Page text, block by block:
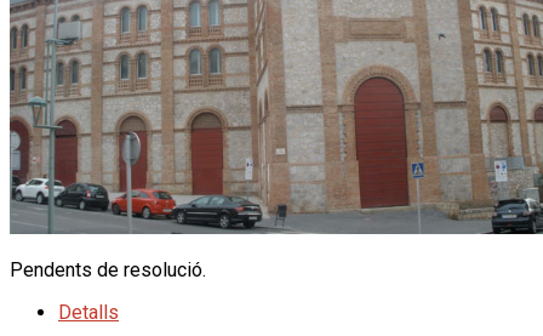
Pendents de resolució.
Detalls